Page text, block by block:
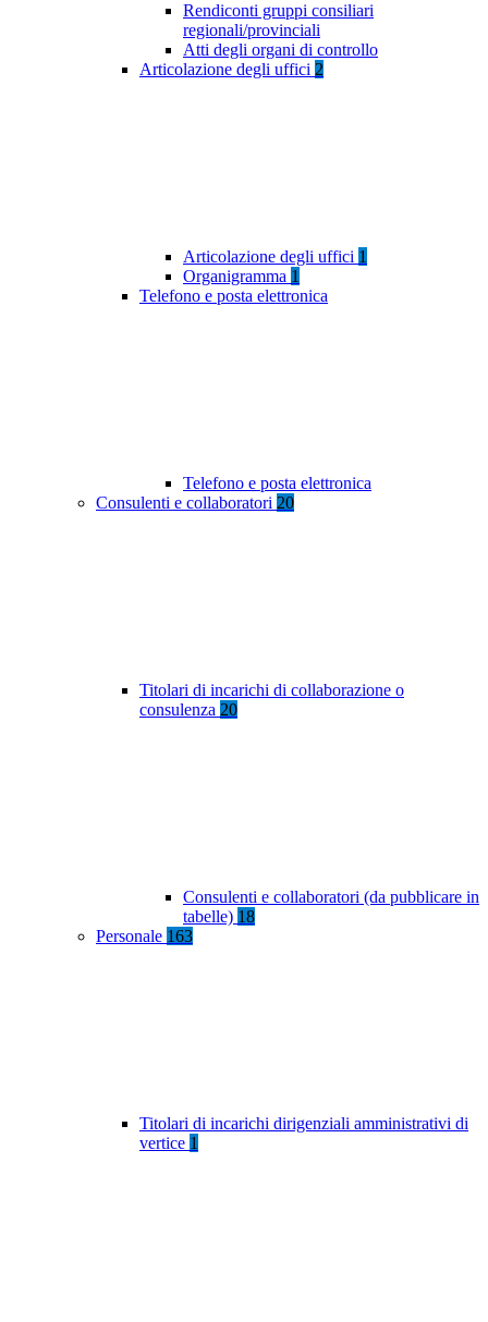
Rendiconti gruppi consiliari
regionali/provinciali
Atti degli organi di controllo
Articolazione degli uffici 2
Articolazione degli uffici 1
Organigramma 1
Telefono e posta elettronica
Telefono e posta elettronica
Consulenti e collaboratori 20
Titolari di incarichi di collaborazione o
consulenza 20
Consulenti e collaboratori (da pubblicare in
tabelle) 18
Personale 163
Titolari di incarichi dirigenziali amministrativi di
vertice 1